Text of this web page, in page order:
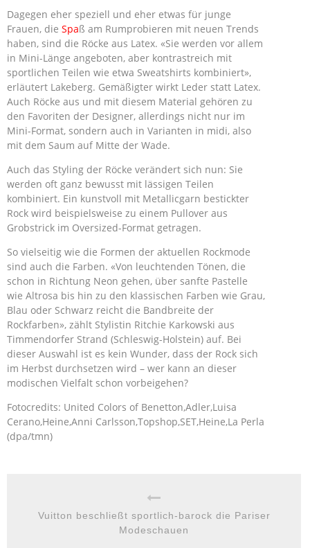
Dagegen eher speziell und eher etwas für junge
Frauen, die Spaß am Rumprobieren mit neuen Trends
haben, sind die Röcke aus Latex. «Sie werden vor allem
in Mini-Länge angeboten, aber kontrastreich mit
sportlichen Teilen wie etwa Sweatshirts kombiniert»,
erläutert Lakeberg. Gemäßigter wirkt Leder statt Latex.
Auch Röcke aus und mit diesem Material gehören zu
den Favoriten der Designer, allerdings nicht nur im
Mini-Format, sondern auch in Varianten in midi, also
mit dem Saum auf Mitte der Wade.
Auch das Styling der Röcke verändert sich nun: Sie
werden oft ganz bewusst mit lässigen Teilen
kombiniert. Ein kunstvoll mit Metallicgarn bestickter
Rock wird beispielsweise zu einem Pullover aus
Grobstrick im Oversized-Format getragen.
So vielseitig wie die Formen der aktuellen Rockmode
sind auch die Farben. «Von leuchtenden Tönen, die
schon in Richtung Neon gehen, über sanfte Pastelle
wie Altrosa bis hin zu den klassischen Farben wie Grau,
Blau oder Schwarz reicht die Bandbreite der
Rockfarben», zählt Stylistin Ritchie Karkowski aus
Timmendorfer Strand (Schleswig-Holstein) auf. Bei
dieser Auswahl ist es kein Wunder, dass der Rock sich
im Herbst durchsetzen wird – wer kann an dieser
modischen Vielfalt schon vorbeigehen?
Fotocredits: United Colors of Benetton,Adler,Luisa
Cerano,Heine,Anni Carlsson,Topshop,SET,Heine,La Perla
(dpa/tmn)
Vuitton beschließt sportlich-barock die Pariser
Modeschauen